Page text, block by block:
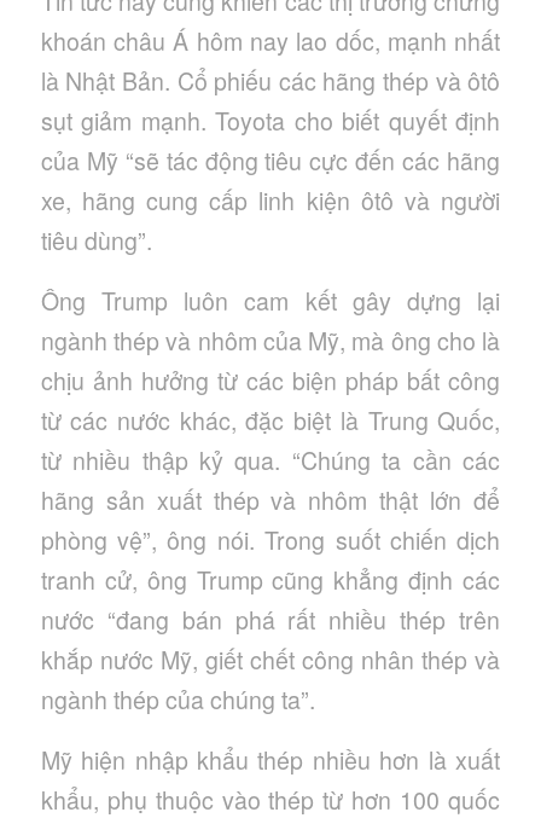
khoán châu Á hôm nay lao dốc, mạnh nhất
là Nhật Bản. Cổ phiếu các hãng thép và ôtô
sụt giảm mạnh. Toyota cho biết quyết định
của Mỹ “sẽ tác động tiêu cực đến các hãng
xe, hãng cung cấp linh kiện ôtô và người
tiêu dùng”.
Ông Trump luôn cam kết gây dựng lại
ngành thép và nhôm của Mỹ, mà ông cho là
chịu ảnh hưởng từ các biện pháp bất công
từ các nước khác, đặc biệt là Trung Quốc,
từ nhiều thập kỷ qua. “Chúng ta cần các
hãng sản xuất thép và nhôm thật lớn để
phòng vệ”, ông nói. Trong suốt chiến dịch
tranh cử, ông Trump cũng khẳng định các
nước “đang bán phá rất nhiều thép trên
khắp nước Mỹ, giết chết công nhân thép và
ngành thép của chúng ta”.
Mỹ hiện nhập khẩu thép nhiều hơn là xuất
khẩu, phụ thuộc vào thép từ hơn 100 quốc